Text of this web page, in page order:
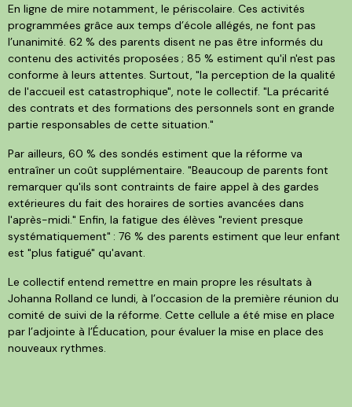
En ligne de mire notamment, le périscolaire. Ces activités
programmées grâce aux temps d’école allégés, ne font pas
l’unanimité. 62 % des parents disent ne pas être informés du
contenu des activités proposées ; 85 % estiment qu'il n'est pas
conforme à leurs attentes. Surtout, "la perception de la qualité
de l'accueil est catastrophique", note le collectif. "La précarité
des contrats et des formations des personnels sont en grande
partie responsables de cette situation."
Par ailleurs, 60 % des sondés estiment que la réforme va
entraîner un coût supplémentaire. "Beaucoup de parents font
remarquer qu'ils sont contraints de faire appel à des gardes
extérieures du fait des horaires de sorties avancées dans
l'après-midi." Enfin, la fatigue des élèves "revient presque
systématiquement" : 76 % des parents estiment que leur enfant
est "plus fatigué" qu'avant.
Le collectif entend remettre en main propre les résultats à
Johanna Rolland ce lundi, à l’occasion de la première réunion du
comité de suivi de la réforme. Cette cellule a été mise en place
par l’adjointe à l’Éducation, pour évaluer la mise en place des
nouveaux rythmes.